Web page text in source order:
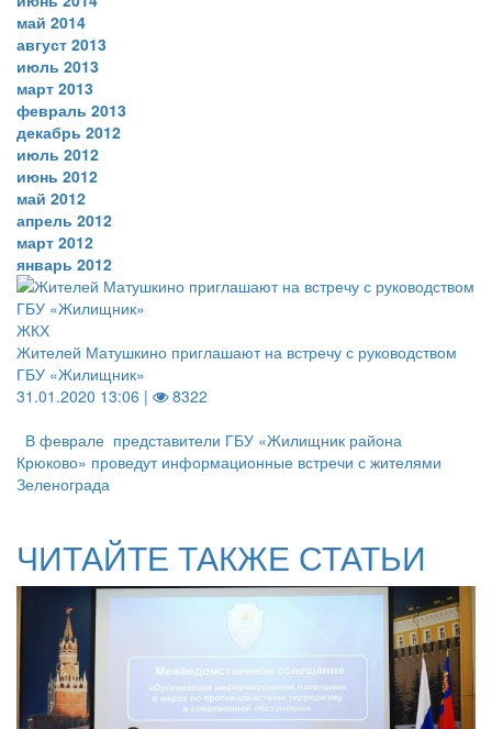
май 2014
август 2013
июль 2013
март 2013
февраль 2013
декабрь 2012
июль 2012
июнь 2012
май 2012
апрель 2012
март 2012
январь 2012
ЖКХ
Жителей Матушкино приглашают на встречу с руководством
ГБУ «Жилищник»
31.01.2020 13:06 |
8322
В феврале представители ГБУ «Жилищник района
Крюково» проведут информационные встречи с жителями
Зеленограда
ЧИТАЙТЕ ТАКЖЕ СТАТЬИ